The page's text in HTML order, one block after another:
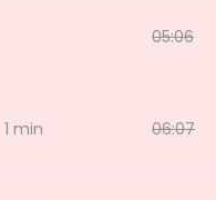
05:06
1 min 06:07